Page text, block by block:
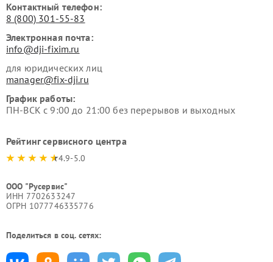
Контактный телефон:
8 (800) 301-55-83
Электронная почта:
info@dji-fixim.ru
для юридических лиц
manager@fix-dji.ru
График работы:
ПН-ВСК с 9:00 до 21:00 без перерывов и выходных
Рейтинг сервисного центра
4.9-5.0
ООО "Русервис"
ИНН 7702633247
ОГРН 1077746335776
Поделиться в соц. сетях: